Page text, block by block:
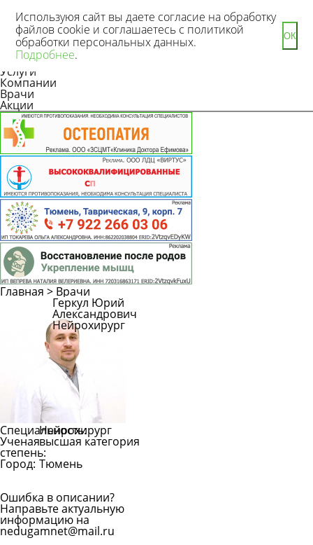
Новости
Статьи
Услуги
Компании
Врачи
Акции
Главная > Врачи
Геркул Юрий
Александрович
Нейрохирург
Специальность:
Нейрохирург
Ученая
степень:
высшая категория
Город: Тюмень
Ошибка в описании?
Направьте актуальную
информацию на
nedugamnet@mail.ru
Используюя сайт вы даете согласие на обработку
файлов cookie и соглашаетесь с политикой
обработки персональных данных.
Подробнее.
ОК